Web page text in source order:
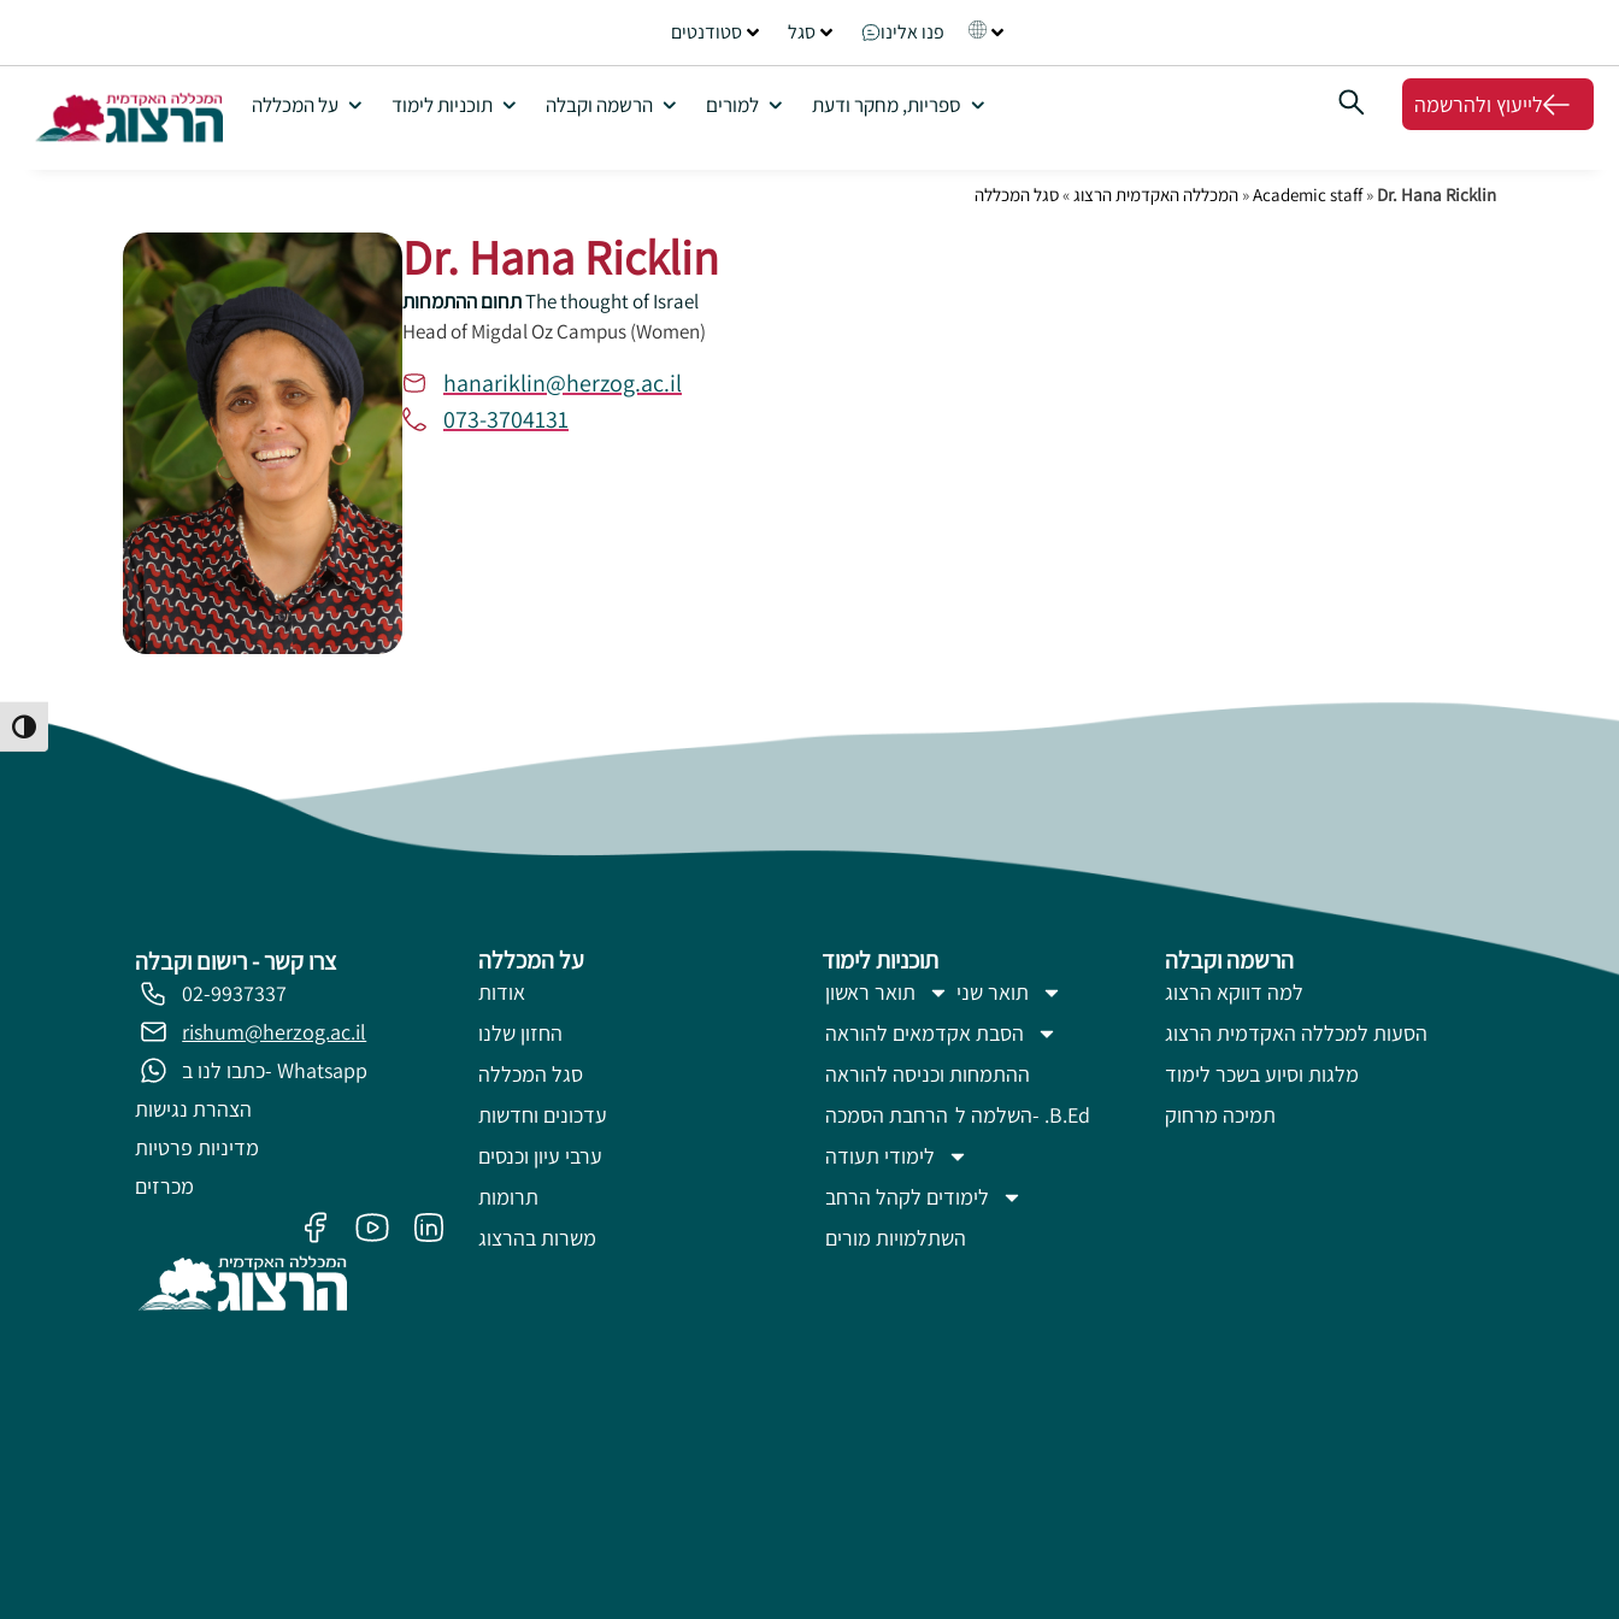
Toggle High Contrast
סטודנטים סגל פנו אלינו
על המכללה תוכניות לימוד הרשמה וקבלה למורים ספריות, מחקר ודעת לייעוץ ולהרשמה
המכללה האקדמית הרצוג»סגל המכללה »Academic staff» Dr. Hana Ricklin
Dr. Hana Ricklin
תחום ההתמחותThe thought of Israel
Head of Migdal Oz Campus (Women)
hanariklin@herzog.ac.il
073-3704131
צרו קשר - רישום וקבלה
02-9937337
rishum@herzog.ac.il
כתבו לנו ב- Whatsapp
הצהרת נגישות
מדיניות פרטיות
מכרזים
על המכללה
אודות
החזון שלנו
סגל המכללה
עדכונים וחדשות
ערבי עיון וכנסים
תרומות
משרות בהרצוג
תוכניות לימוד
תואר ראשון
תואר שני
הסבת אקדמאים להוראה
ההתמחות וכניסה להוראה
הרחבת הסמכה
השלמה ל- .B.Ed
לימודי תעודה
לימודים לקהל הרחב
השתלמויות מורים
הרשמה וקבלה
למה דווקא הרצוג
הסעות למכללה האקדמית הרצוג
מלגות וסיוע בשכר לימוד
תמיכה מרחוק